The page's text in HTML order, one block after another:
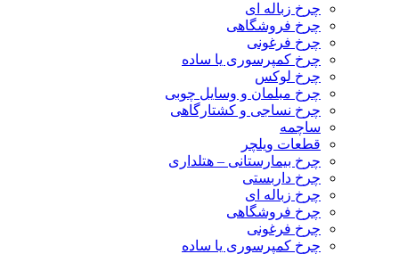
چرخ زباله ای
چرخ فروشگاهی
چرخ فرغونی
چرخ کمپرسوری یا ساده
چرخ لوکس
چرخ مبلمان و وسایل چوبی
چرخ نساجی و کشتارگاهی
ساچمه
قطعات ویلچر
چرخ بیمارستانی – هتلداری
چرخ داربستی
چرخ زباله ای
چرخ فروشگاهی
چرخ فرغونی
چرخ کمپرسوری یا ساده